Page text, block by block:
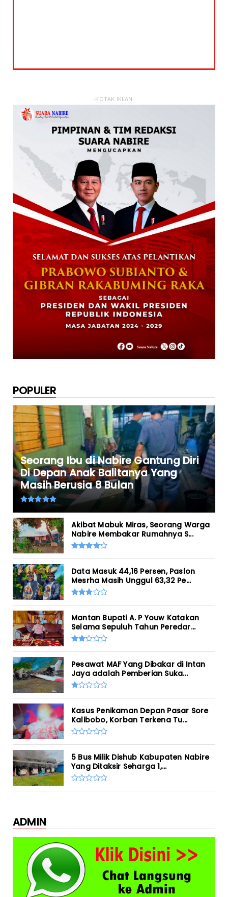
-KOTAK IKLAN-
POPULER
Seorang Ibu di Nabire Gantung Diri
Di Depan Anak Balitanya Yang
Masih Berusia 8 Bulan
Akibat Mabuk Miras, Seorang Warga
Nabire Membakar Rumahnya S...
Data Masuk 44,16 Persen, Paslon
Mesrha Masih Unggul 63,32 Pe...
Mantan Bupati A. P Youw Katakan
Selama Sepuluh Tahun Peredar...
Pesawat MAF Yang Dibakar di Intan
Jaya adalah Pemberian Suka...
Kasus Penikaman Depan Pasar Sore
Kalibobo, Korban Terkena Tu...
5 Bus Milik Dishub Kabupaten Nabire
Yang Ditaksir Seharga 1,...
ADMIN